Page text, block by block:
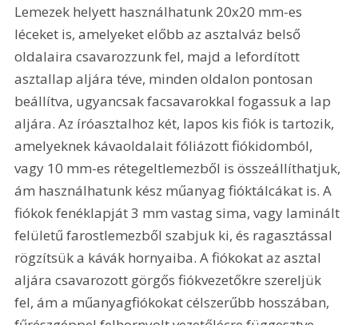
Lemezek helyett használhatunk 20x20 mm-es
léceket is, amelyeket előbb az asztalváz belső
oldalaira csavarozzunk fel, majd a lefordított
asztallap aljára téve, minden oldalon pontosan
beállítva, ugyancsak facsavarokkal fogassuk a lap
aljára. Az íróasztalhoz két, lapos kis fiók is tartozik,
amelyeknek kávaoldalait fóliázott fiókidomból,
vagy 10 mm-es rétegeltlemezből is összeállíthatjuk,
ám használhatunk kész műanyag fióktálcákat is. A
fiókok fenéklapját 3 mm vastag sima, vagy laminált
felületű farostlemezből szabjuk ki, és ragasztással
rögzítsük a kávák hornyaiba. A fiókokat az asztal
aljára csavarozott görgős fiókvezetőkre szereljük
fel, ám a műanyagfiókokat célszerűbb hosszában,